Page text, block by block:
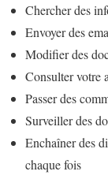
Chercher des
Envoyer des
Modifier des
Consulter votre
Passer des
Surveiller des
Enchaîner des
chaque fois